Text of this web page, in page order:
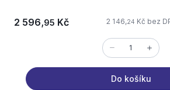
2 596,95 Kč 2 146,24 Kč bez
Do košíku